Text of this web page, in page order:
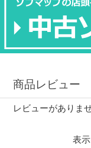
商品レビュー
レビューがありま
表